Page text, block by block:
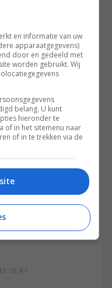
shutter bril nodig
Game Show bekend
september
16:47
en informatie van uw
apparaatgegevens)
door en gedeeld met
worden gebruikt. Wij
belang. U kunt
hieronder te
of in het sitemenu naar
of in te trekken via de